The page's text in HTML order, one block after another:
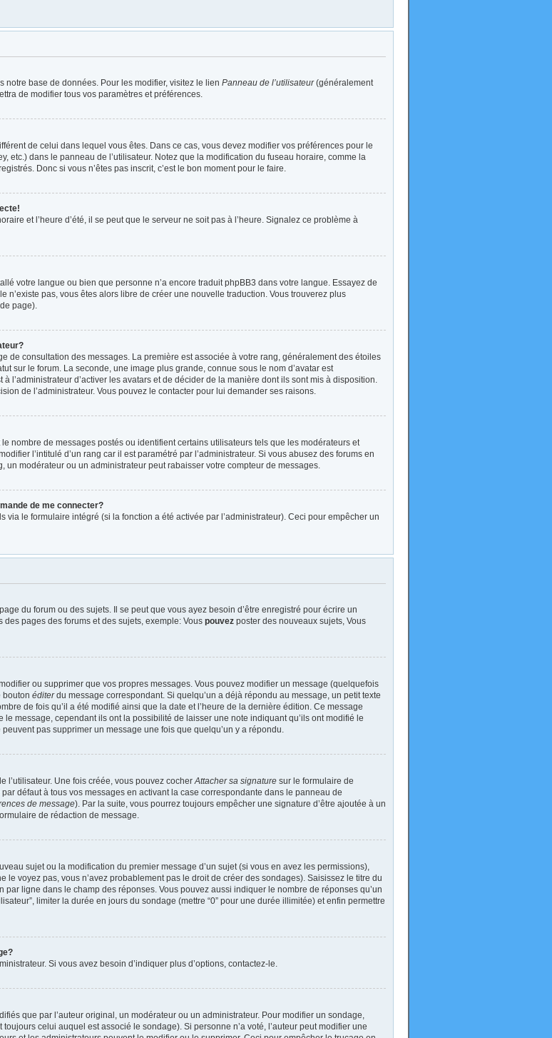
notre base de données. Pour les modifier, visitez le lien Panneau de l’utilisateur(généralement
de modifier tous vos paramètres et préférences.
de celui dans lequel vous êtes. Dans ce cas, vous devez modifier vos préférences pour le
etc.) dans le panneau de l’utilisateur. Notez que la modification du fuseau horaire, comme la
Donc si vous n’êtes pas inscrit, c’est le bon moment pour le faire.
et l’heure d’été, il se peut que le serveur ne soit pas à l’heure. Signalez ce problème à
votre langue ou bien que personne n’a encore traduit phpBB3 dans votre langue. Essayez de
n’existe pas, vous êtes alors libre de créer une nouvelle traduction. Vous trouverez plus
page).
de consultation des messages. La première est associée à votre rang, généralement des étoiles
sur le forum. La seconde, une image plus grande, connue sous le nom d’avatar est
l’administrateur d’activer les avatars et de décider de la manière dont ils sont mis à disposition.
de l’administrateur. Vous pouvez le contacter pour lui demander ses raisons.
nombre de messages postés ou identifient certains utilisateurs tels que les modérateurs et
l’intitulé d’un rang car il est paramétré par l’administrateur. Si vous abusez des forums en
un modérateur ou un administrateur peut rabaisser votre compteur de messages.
de me connecter?
via le formulaire intégré (si la fonction a été activée par l’administrateur). Ceci pour empêcher un
du forum ou des sujets. Il se peut que vous ayez besoin d’être enregistré pour écrire un
pages des forums et des sujets, exemple: Vous pouvez poster des nouveaux sujets, Vous
ou supprimer que vos propres messages. Vous pouvez modifier un message (quelquefois
bouton éditerdu message correspondant. Si quelqu’un a déjà répondu au message, un petit texte
de fois qu’il a été modifié ainsi que la date et l’heure de la dernière édition. Ce message
message, cependant ils ont la possibilité de laisser une note indiquant qu’ils ont modifié le
pas supprimer un message une fois que quelqu’un y a répondu.
l’utilisateur. Une fois créée, vous pouvez cocherAttacher sa signature sur le formulaire de
défaut à tous vos messages en activant la case correspondante dans le panneau de
de message). Par la suite, vous pourrez toujours empêcher une signature d’être ajoutée à un
de rédaction de message.
sujet ou la modification du premier message d’un sujet (si vous en avez les permissions),
le voyez pas, vous n’avez probablement pas le droit de créer des sondages). Saisissez le titre du
ligne dans le champ des réponses. Vous pouvez aussi indiquer le nombre de réponses qu’un
limiter la durée en jours du sondage (mettre “0” pour une durée illimitée) et enfin permettre
Si vous avez besoin d’indiquer plus d’options, contactez-le.
que par l’auteur original, un modérateur ou un administrateur. Pour modifier un sondage,
celui auquel est associé le sondage). Si personne n’a voté, l’auteur peut modifier une